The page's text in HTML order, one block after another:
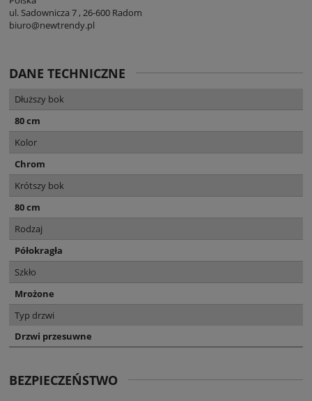
ul. Sadownicza 7 , 26-600 Radom
biuro@newtrendy.pl
DANE TECHNICZNE
Dłuższy bok
80 cm
Kolor
Chrom
Krótszy bok
80 cm
Rodzaj
Półokragła
Szkło
Mrożone
Typ drzwi
Drzwi przesuwne
BEZPIECZEŃSTWO